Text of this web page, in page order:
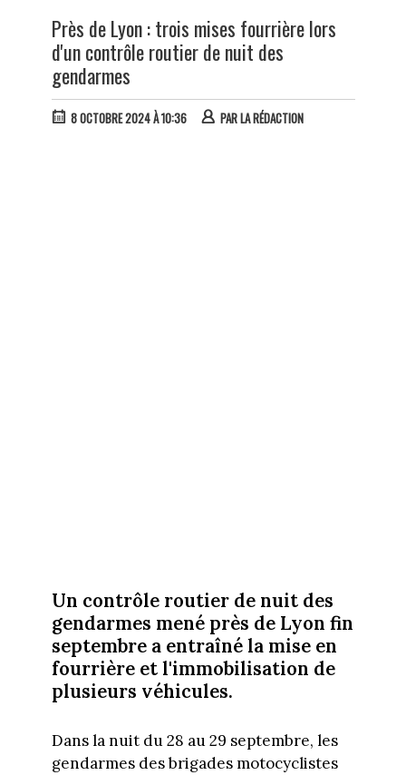
Près de Lyon : trois mises fourrière lors
d'un contrôle routier de nuit des
gendarmes
8 OCTOBRE 2024 À 10:36 PARLA RÉDACTION
Un contrôle routier de nuit des
gendarmes mené près de Lyon fin
septembre a entraîné la mise en
fourrière et l'immobilisation de
plusieurs véhicules.
Dans la nuit du 28 au 29 septembre, les
gendarmes des brigades motocyclistes